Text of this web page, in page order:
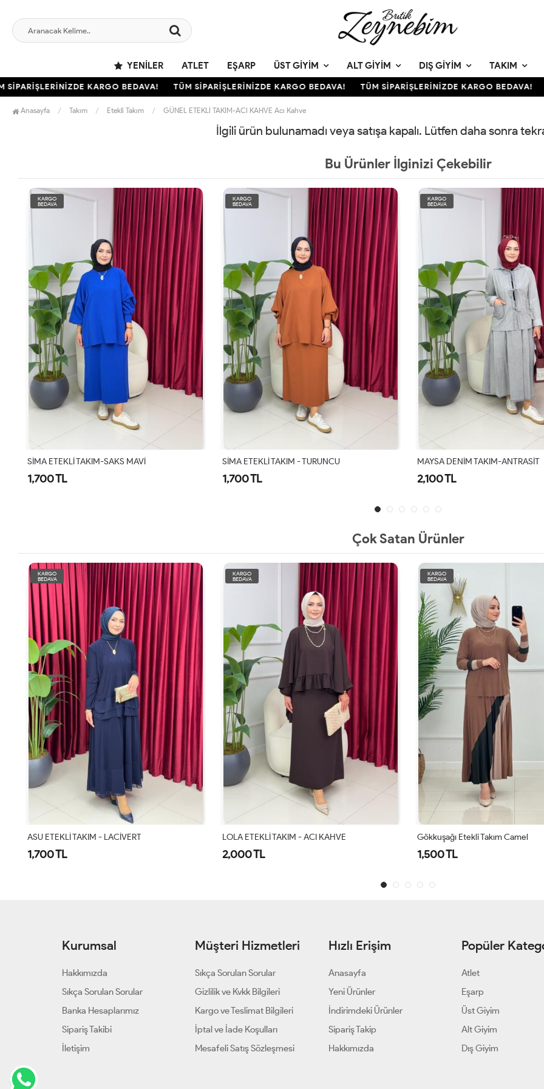
YENILER ATLET EŞARP ÜST GIYIM ALT GIYIM DIŞ GIYIM TAKIM
KARGO BEDAVA! TÜM SİPARİŞLERİNİZDE KARGO BEDAVA! TÜM SİPARİŞLERİNİZDE KARGO BEDAVA!
Anasayfa Takım Etekli Takım GÜNEL ETEKLİ TAKIM-ACI KAHVE Acı Kahve
İlgili ürün bulunamadı veya satışa kapalı. Lütfen daha sonra
Bu Ürünler İlginizi Çekebilir
KARGO
BEDAVA
SİMA ETEKLİ TAKIM - TURUNCU
1,700 TL
KARGO
BEDAVA
MAYSA DENİM TAKIM-ANTRASİT
2,100 TL
KARGO
BEDAVA
SİMA ETEKLİ TAKIM-PUDRA
1,700 TL
Çok Satan Ürünler
KARGO
BEDAVA
LOLA ETEKLİ TAKIM - ACI KAHVE
2,000 TL
KARGO
BEDAVA
Gökkuşağı Etekli Takım Camel
1,500 TL
KARGO
BEDAVA
ALAZ ETEKLİ TAKIM - LACİVERT
1,700 TL
Kurumsal
Hakkımızda
Sıkça Sorulan Sorular
Banka Hesaplarımız
Sipariş Takibi
İletişim
Müşteri Hizmetleri
Sıkça Sorulan Sorular
Gizlilik ve Kvkk Bilgileri
Kargo ve Teslimat Bilgileri
İptal ve İade Koşulları
Mesafeli Satış Sözleşmesi
Hızlı Erişim
Anasayfa
Yeni Ürünler
İndirimdeki Ürünler
Sipariş Takip
Hakkımızda
Popüler
Atlet
Eşarp
Üst Giyim
Alt Giyim
Dış Giyim